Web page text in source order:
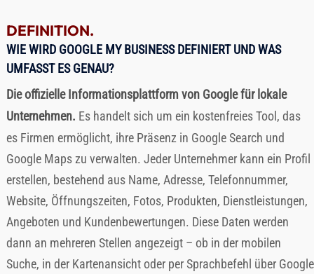
DEFINITION.
WIE WIRD GOOGLE MY BUSINESS DEFINIERT UND WAS
UMFASST ES GENAU?
Die offizielle Informationsplattform von Google für lokale
Unternehmen. Es handelt sich um ein kostenfreies Tool, das
es Firmen ermöglicht, ihre Präsenz in Google Search und
Google Maps zu verwalten. Jeder Unternehmer kann ein Profil
erstellen, bestehend aus Name, Adresse, Telefonnummer,
Website, Öffnungszeiten, Fotos, Produkten, Dienstleistungen,
Angeboten und Kundenbewertungen. Diese Daten werden
dann an mehreren Stellen angezeigt – ob in der mobilen
Suche, in der Kartenansicht oder per Sprachbefehl über Google